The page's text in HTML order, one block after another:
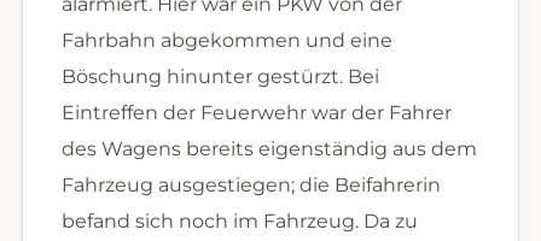
Fahrbahn abgekommen und eine
Böschung hinunter gestürzt. Bei
Eintreffen der Feuerwehr war der Fahrer
des Wagens bereits eigenständig aus dem
Fahrzeug ausgestiegen; die Beifahrerin
befand sich noch im Fahrzeug. Da zu